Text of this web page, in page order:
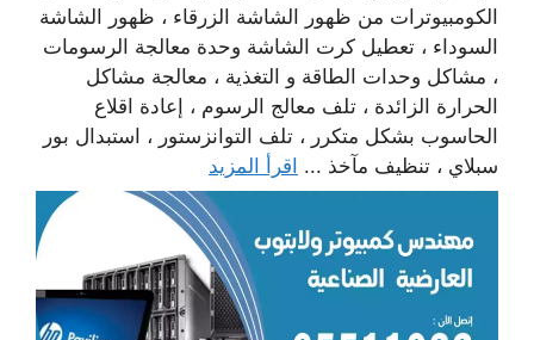
الكومبيوترات من ظهور الشاشة الزرقاء ، ظهور الشاشة
السوداء ، تعطيل كرت الشاشة وحدة معالجة الرسومات
، مشاكل وحدات الطاقة و التغذية ، معالجة مشاكل
الحرارة الزائدة ، تلف معالج الرسوم ، إعادة اقلاع
الحاسوب بشكل متكرر ، تلف التوانزستور ، استبدال بور
سبلاي ، تنظيف مآخذ ... اقرأ المزيد